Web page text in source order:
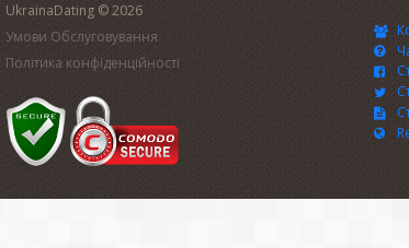
UkrainaDating © 2026
Умови Обслуговування
Політика конфіденційності